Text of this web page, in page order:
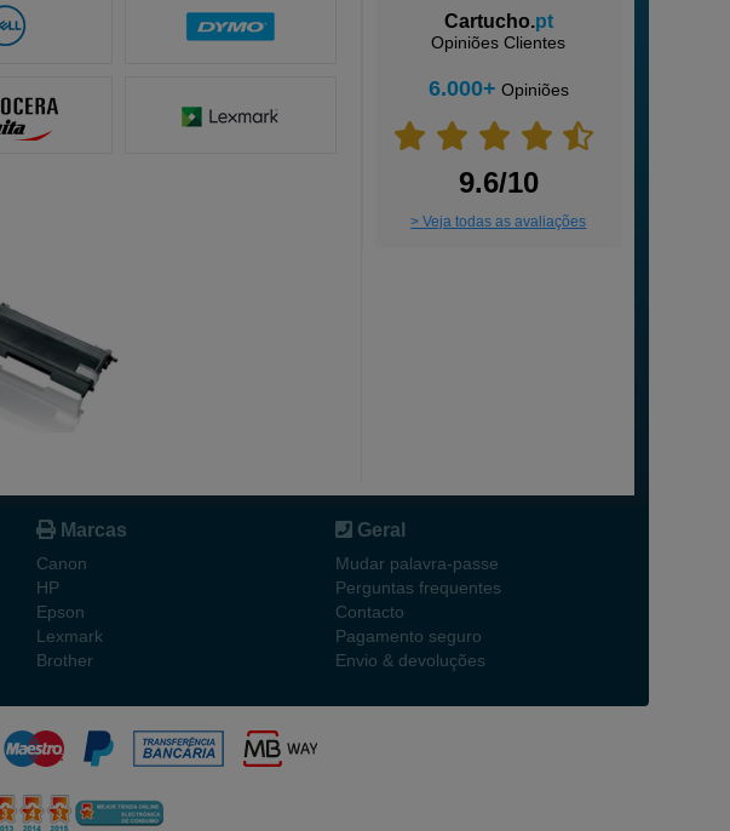
Cartucho.pt
Opiniões Clientes
6.000+ Opiniões
9.6/10
> Veja todas as avaliações
Marcas
Canon
HP
Epson
Lexmark
Brother
Geral
Mudar palavra-passe
Perguntas frequentes
Contacto
Pagamento seguro
Envio & devoluções